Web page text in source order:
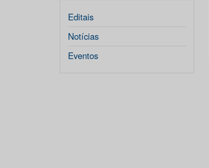
Editais
Notícias
Eventos